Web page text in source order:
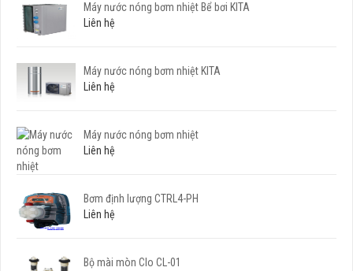
Máy nước nóng bơm nhiệt Bể bơi KITA
Liên hệ
Máy nước nóng bơm nhiệt KITA
Liên hệ
Máy nước nóng bơm nhiệt
Liên hệ
Bơm định lượng CTRL4-PH
Liên hệ
Bộ mài mòn Clo CL-01